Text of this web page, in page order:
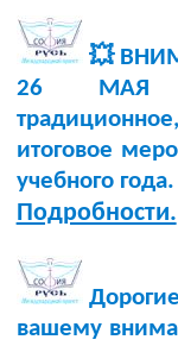
💥
26 МАЯ
итоговое
учебного года.
Подробности.
вашему